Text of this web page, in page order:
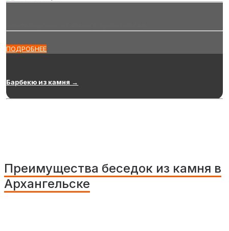
ПОДРОБНЕЕ
Барбекю из камня →
Преимущества беседок из камня в
Архангельске